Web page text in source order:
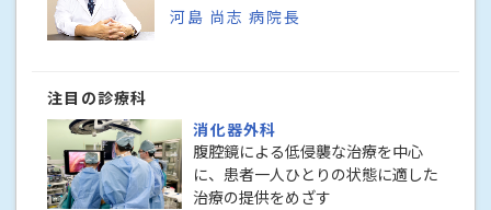
河島 尚志 病院長
注目の診療科
消化器外科
腹腔鏡による低侵襲な治療を中心
に、患者一人ひとりの状態に適した
治療の提供をめざす